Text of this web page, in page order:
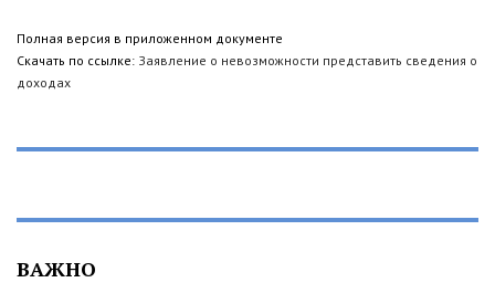
Полная версия в приложенном документе
Скачать по ссылке: Заявление о невозможности представить сведения о
доходах
ВАЖНО